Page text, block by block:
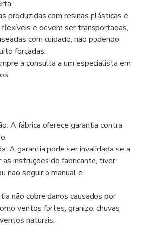
produzidas com resinas plásticas e
e devem ser transportadas,
com cuidado, não podendo
forçadas.
a consulta a um especialista em
A fábrica oferece garantia contra
A garantia pode ser invalidada se a
as instruções do fabricante, tiver
não seguir o manual e
não cobre danos causados por
ventos fortes, granizo, chuvas
naturais.